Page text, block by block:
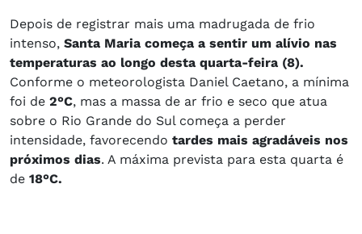
Depois de registrar mais uma madrugada de frio
intenso, Santa Maria começa a sentir um alívio nas
temperaturas ao longo desta quarta-feira (8).
Conforme o meteorologista Daniel Caetano, a mínima
foi de 2°C, mas a massa de ar frio e seco que atua
sobre o Rio Grande do Sul começa a perder
intensidade, favorecendo tardes mais agradáveis nos
próximos dias. A máxima prevista para esta quarta é
de 18°C.